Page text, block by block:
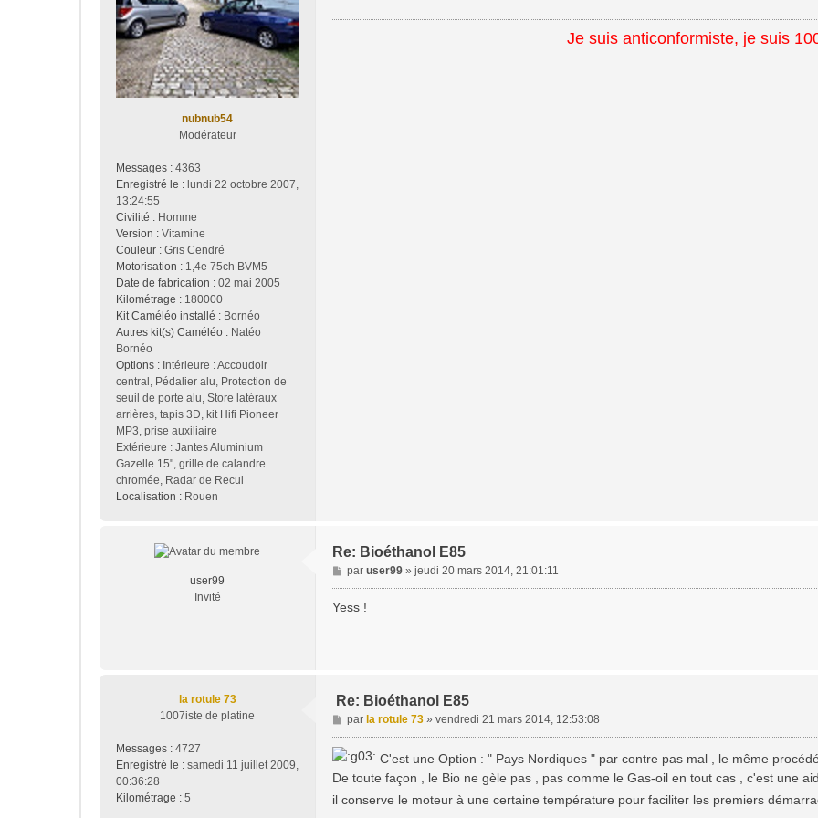
nubnub54
Modérateur
Messages : 4363
Enregistré le : lundi 22 octobre 2007,
13:24:55
Civilité : Homme
Version : Vitamine
Couleur : Gris Cendré
Motorisation : 1,4e 75ch BVM5
Date de fabrication : 02 mai 2005
Kilométrage : 180000
Kit Caméléo installé : Bornéo
Autres kit(s) Caméléo : Natéo
Bornéo
Options : Intérieure : Accoudoir
central, Pédalier alu, Protection de
seuil de porte alu, Store latéraux
arrières, tapis 3D, kit Hifi Pioneer
MP3, prise auxiliaire
Extérieure : Jantes Aluminium
Gazelle 15", grille de calandre
chromée, Radar de Recul
Localisation : Rouen
Je suis anticonformiste, je suis
user99
Invité
Re: Bioéthanol E85
M
e
s
par user99» jeudi 20 mars 2014, 21:01:11
Yess !
la rotule 73
1007iste de platine
Messages : 4727
Enregistré le : samedi 11 juillet 2009,
00:36:28
Kilométrage : 5
Re: Bioéthanol E85
M
e
s
a
g
par la rotule 73» vendredi 21 mars 2014, 12:53:08
C'est une Option : " Pays Nordiques " par contre pas mal , le même
De toute façon , le Bio ne gèle pas , pas comme le Gas-oil en tout cas , c'est une
il conserve le moteur à une certaine température pour faciliter les premiers